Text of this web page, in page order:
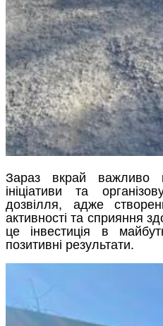
Зараз вкрай важливо
ініціативи та
дозвілля, адже
активності та сприяння
це інвестиція в
позитивні результати.